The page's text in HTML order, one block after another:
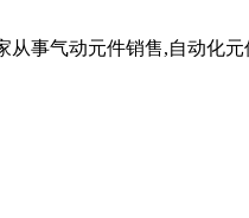
从事气动元件销售,自动化